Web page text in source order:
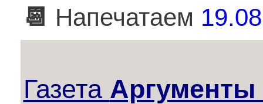
📆 Напечатаем
Газета